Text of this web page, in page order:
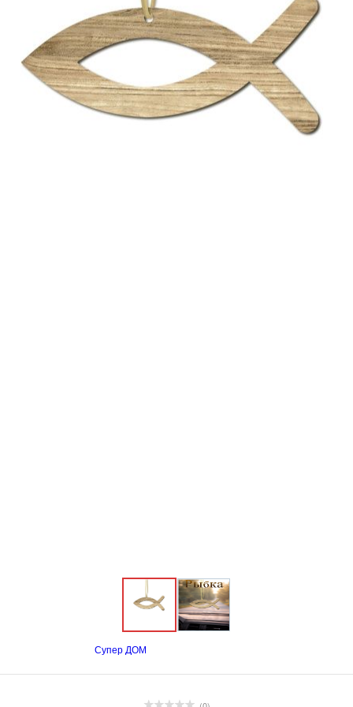
Супер ДОМ